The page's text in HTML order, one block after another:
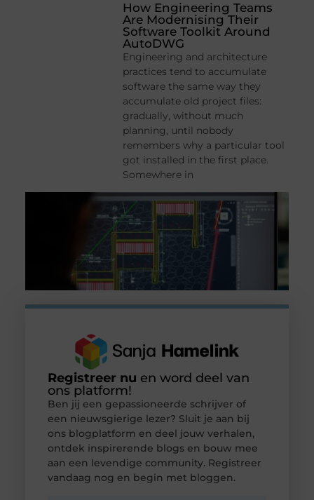
How Engineering Teams
Are Modernising Their
Software Toolkit Around
AutoDWG
Engineering and architecture
practices tend to accumulate
software the same way they
accumulate old project files:
gradually, without much
planning, until nobody
remembers why a particular tool
got installed in the first place.
Somewhere in
Registreer nu en word deel van
ons platform!
Ben jij een gepassioneerde schrijver of
een nieuwsgierige lezer? Sluit je aan bij
ons blogplatform en deel jouw verhalen,
ontdek inspirerende blogs en bouw mee
aan een levendige community. Registreer
vandaag nog en begin met bloggen.